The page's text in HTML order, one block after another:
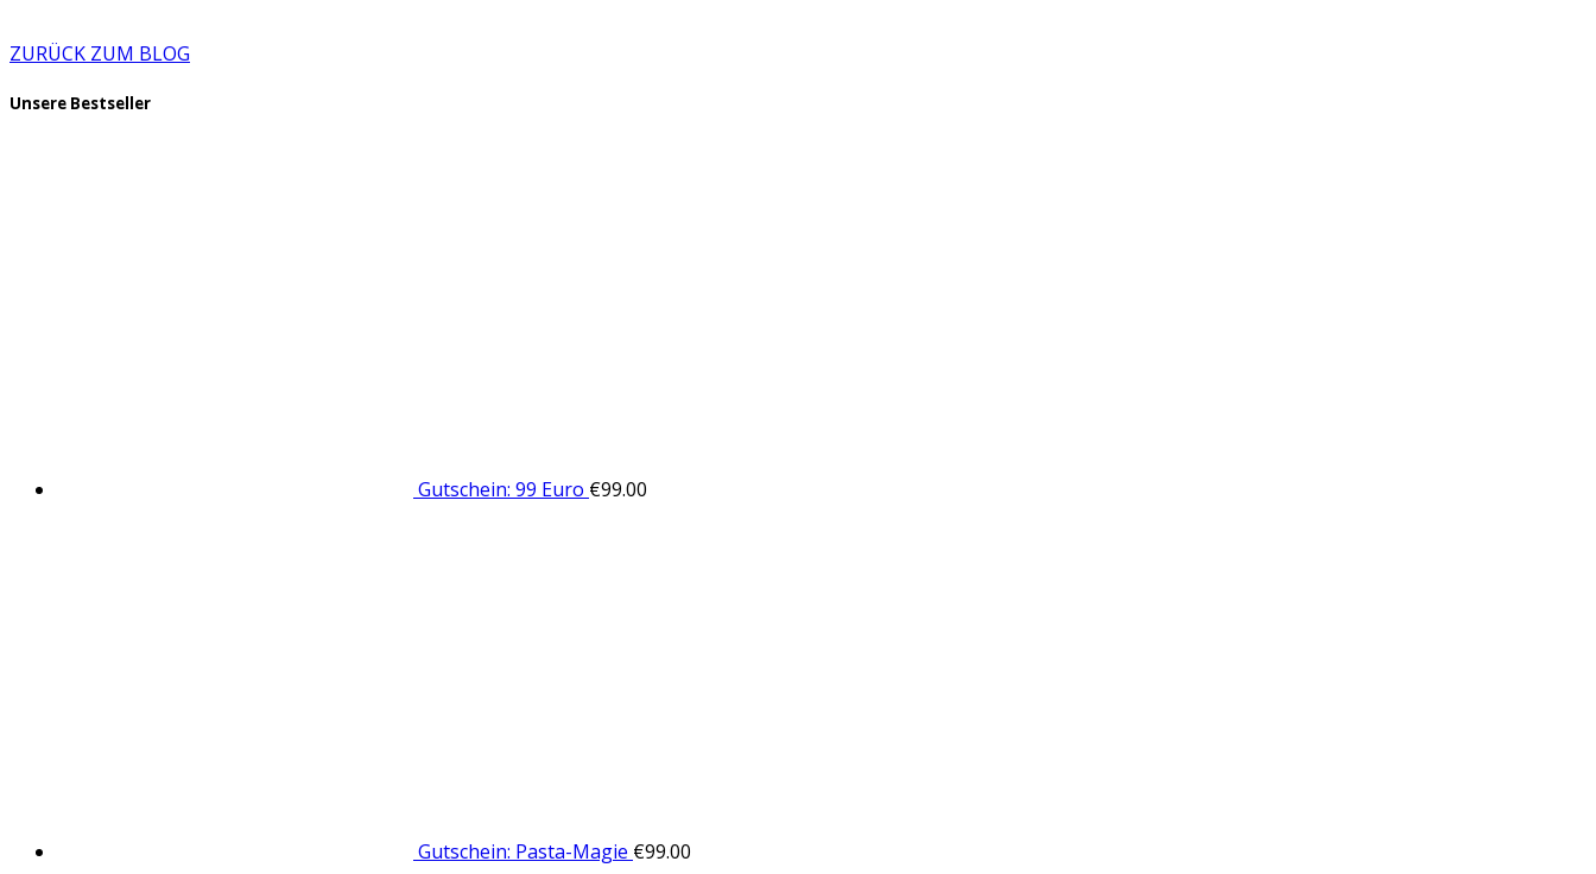
ZURÜCK ZUM BLOG
Unsere Bestseller
Gutschein: 99 Euro €99.00
Gutschein: Pasta-Magie €99.00